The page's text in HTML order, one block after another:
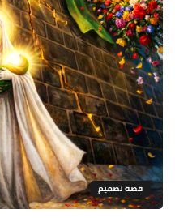
قصة تصميم